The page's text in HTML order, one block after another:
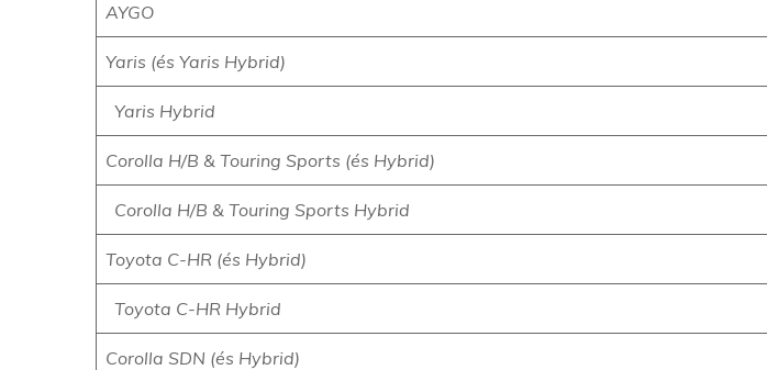
AYGO
Yaris (és Yaris Hybrid)
Yaris Hybrid
Corolla H/B & Touring Sports (és Hybrid)
Corolla H/B & Touring Sports Hybrid
Toyota C-HR (és Hybrid)
Toyota C-HR Hybrid
Corolla SDN (és Hybrid)